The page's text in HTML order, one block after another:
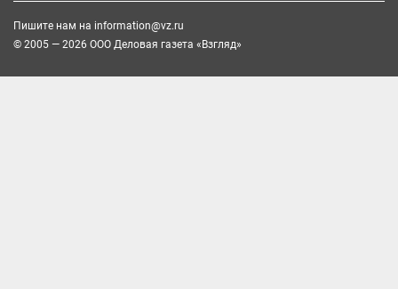
Пишите нам на information@vz.ru
© 2005 — 2026 ООО Деловая газета «Взгляд»